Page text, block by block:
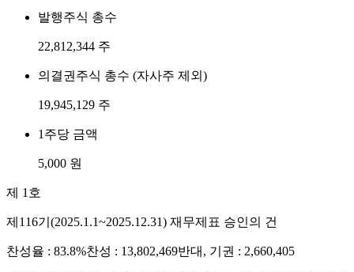
발행주식 총수
22,812,344 주
의결권주식 총수 (자사주 제외)
19,945,129 주
1주당 금액
5,000 원
제 1호
제116기(2025.1.1~2025.12.31) 재무제표 승인의 건
찬성율 : 83.8%찬성 : 13,802,469반대, 기권 : 2,660,405